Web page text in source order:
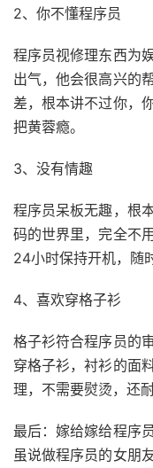
2、你不懂程序员
程序员视修理东西为
出气，他会很高兴的
差，根本讲不过你，
把黄蓉瘾。
3、没有情趣
程序员呆板无趣，根
码的世界里，完全不
24小时保持开机，随
4、喜欢穿格子衫
格子衫符合程序员的
穿格子衫，衬衫的面
理，不需要熨烫，还
最后：嫁给嫁给程序
虽说做程序员的女朋